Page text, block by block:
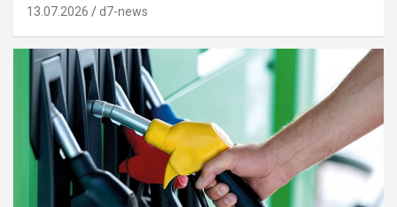
13.07.2026 d7-news